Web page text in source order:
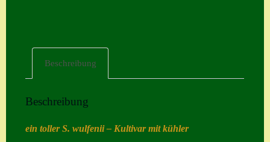
Home
Beschreibung
Beschreibung
ein toller S. wulfenii – Kultivar mit kühler